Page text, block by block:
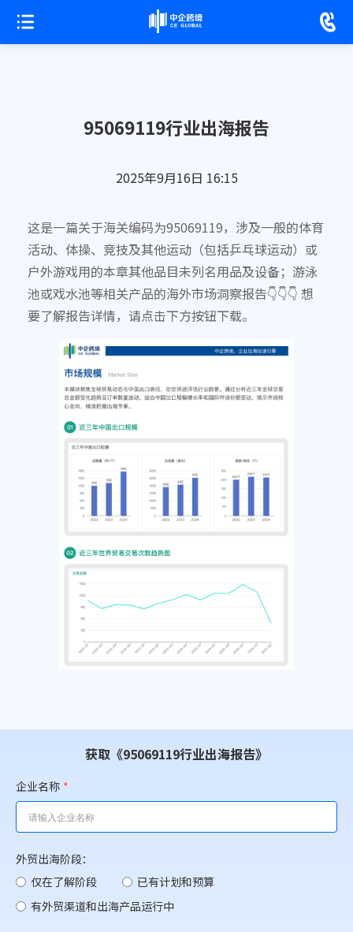
95069119行业出海报告
2025年9月16日 16:15
这是一篇关于海关编码为95069119，涉及一般的体育
活动、体操、竞技及其他运动（包括乒乓球运动）或
户外游戏用的本章其他品目未列名用品及设备；游泳
池或戏水池等相关产品的海外市场洞察报告👇👇👇 想
要了解报告详情，请点击下方按钮下载。
获取《95069119行业出海报告》
企业名称 *
外贸出海阶段：
仅在了解阶段
已有计划和预算
有外贸渠道和出海产品运行中